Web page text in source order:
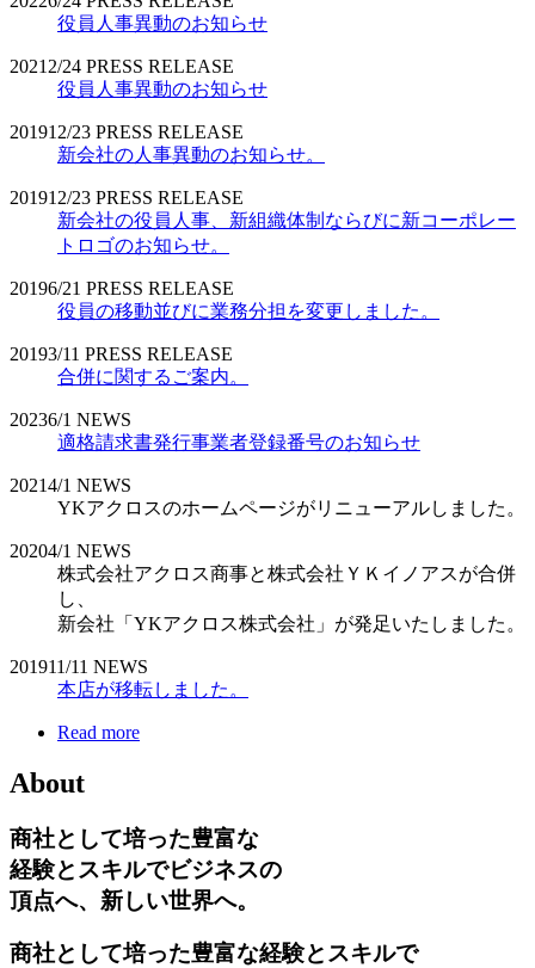
役員人事異動のお知らせ
2021 2/24 PRESS RELEASE
役員人事異動のお知らせ
201912/23 PRESS RELEASE
新会社の人事異動のお知らせ。
201912/23 PRESS RELEASE
新会社の役員人事、新組織体制ならびに新コーポレー
トロゴのお知らせ。
20196/21 PRESS RELEASE
役員の移動並びに業務分担を変更しました。
20193/11 PRESS RELEASE
合併に関するご案内。
20236/1 NEWS
適格請求書発行事業者登録番号のお知らせ
20214/1 NEWS
YKアクロスのホームページがリニューアルしました。
20204/1 NEWS
株式会社アクロス商事と株式会社ＹＫイノアスが合併
し、
新会社「YKアクロス株式会社」が発足いたしました。
201911/11 NEWS
本店が移転しました。
Read more
About
商社として培った豊富な
経験とスキルでビジネスの
頂点へ、新しい世界へ。
商社として培った豊富な経験とスキルで